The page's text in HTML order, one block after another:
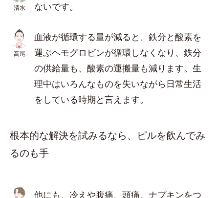
清水
ないです。
高尾
血液が循環する量が減ると、鉄分と酸素を
運ぶヘモグロビンが循環しなくなり、鉄分
の供給量も、酸素の運搬量も減ります。生
理中はいろんなものを失いながら日常生活
をしている時期と言えます。
根本的な解決を試みるなら、ピルを飲んでみ
るのも手
他にも、冷えや腹痛、頭痛、ナプキンをつ